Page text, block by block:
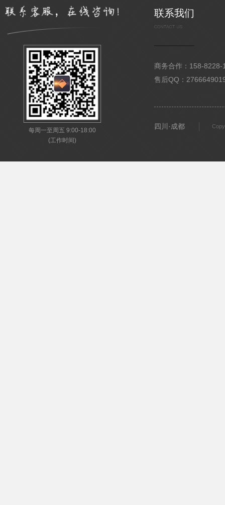
每周一至周五 9:00-18:00
(工作时间)
联系我们
商务合作：158-
售后QQ：
四川·成都